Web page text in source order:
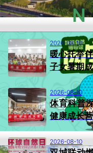
N
2026-08-10
暖心托举
子女暑期
2026-08-10
体育科普
健康成长
2026-08-10